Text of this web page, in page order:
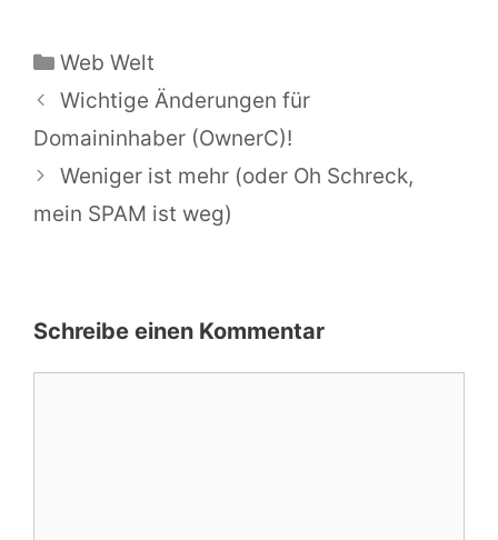
Kategorien
Web Welt
Wichtige Änderungen für
Domaininhaber (OwnerC)!
Weniger ist mehr (oder Oh Schreck,
mein SPAM ist weg)
Schreibe einen Kommentar